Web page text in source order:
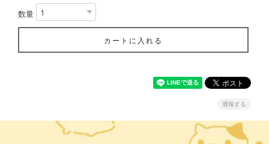
数量
カートに入れる
通報する